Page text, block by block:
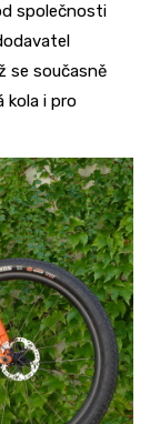
společnosti
se současně
kola i pro